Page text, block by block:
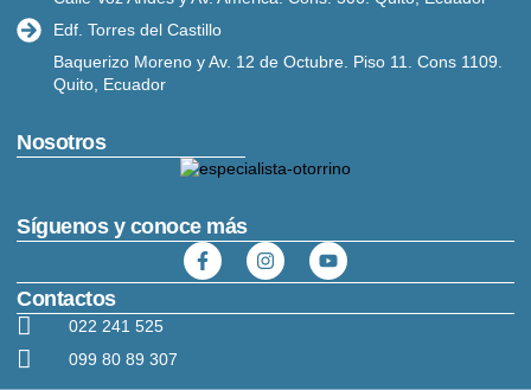
Edf. Torres del Castillo
Baquerizo Moreno y Av. 12 de Octubre. Piso 11. Cons 1109.
Quito, Ecuador
Nosotros
Síguenos y conoce más
Contactos
022 241 525
099 80 89 307